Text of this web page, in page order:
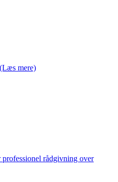
(Læs mere)
rådgivning over